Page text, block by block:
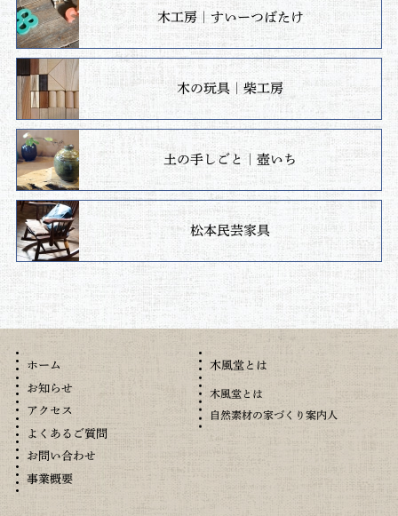
木工房｜すいーつばたけ
木の玩具｜柴工房
土の手しごと｜壺いち
松本民芸家具
ホーム
お知らせ
アクセス
よくあるご質問
お問い合わせ
事業概要
木風堂とは
木風堂とは
自然素材の家づくり案内人